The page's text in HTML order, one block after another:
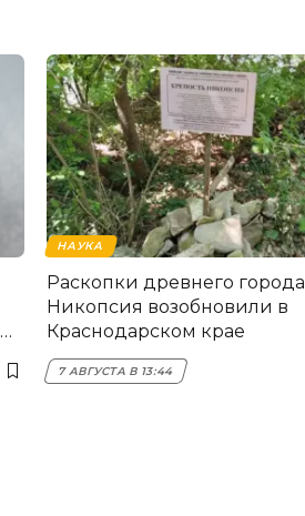
НАУКА
Раскопки древнего города
Никопсия возобновили в
Краснодарском крае
7 АВГУСТА В 13:44